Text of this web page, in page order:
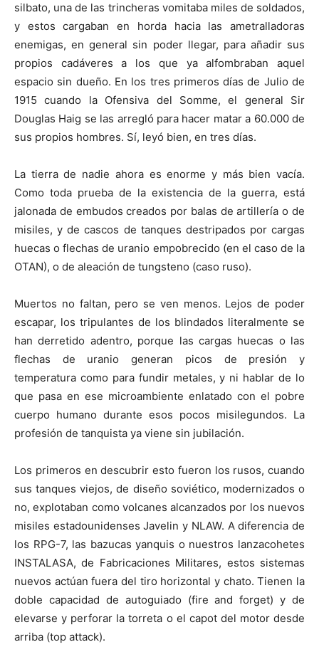
silbato, una de las trincheras vomitaba miles de soldados,
y estos cargaban en horda hacia las ametralladoras
enemigas, en general sin poder llegar, para añadir sus
propios cadáveres a los que ya alfombraban aquel
espacio sin dueño. En los tres primeros días de Julio de
1915 cuando la Ofensiva del Somme, el general Sir
Douglas Haig se las arregló para hacer matar a 60.000 de
sus propios hombres. Sí, leyó bien, en tres días.
La tierra de nadie ahora es enorme y más bien vacía.
Como toda prueba de la existencia de la guerra, está
jalonada de embudos creados por balas de artillería o de
misiles, y de cascos de tanques destripados por cargas
huecas o flechas de uranio empobrecido (en el caso de la
OTAN), o de aleación de tungsteno (caso ruso).
Muertos no faltan, pero se ven menos. Lejos de poder
escapar, los tripulantes de los blindados literalmente se
han derretido adentro, porque las cargas huecas o las
flechas de uranio generan picos de presión y
temperatura como para fundir metales, y ni hablar de lo
que pasa en ese microambiente enlatado con el pobre
cuerpo humano durante esos pocos misilegundos. La
profesión de tanquista ya viene sin jubilación.
Los primeros en descubrir esto fueron los rusos, cuando
sus tanques viejos, de diseño soviético, modernizados o
no, explotaban como volcanes alcanzados por los nuevos
misiles estadounidenses Javelin y NLAW. A diferencia de
los RPG-7, las bazucas yanquis o nuestros lanzacohetes
INSTALASA, de Fabricaciones Militares, estos sistemas
nuevos actúan fuera del tiro horizontal y chato. Tienen la
doble capacidad de autoguiado (fire and forget) y de
elevarse y perforar la torreta o el capot del motor desde
arriba (top attack).